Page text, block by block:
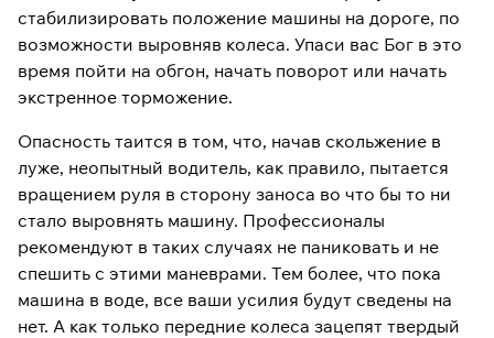
стабилизировать положение машины на дороге, по
возможности выровняв колеса. Упаси вас Бог в это
время пойти на обгон, начать поворот или начать
экстренное торможение.
Опасность таится в том, что, начав скольжение в
луже, неопытный водитель, как правило, пытается
вращением руля в сторону заноса во что бы то ни
стало выровнять машину. Профессионалы
рекомендуют в таких случаях не паниковать и не
спешить с этими маневрами. Тем более, что пока
машина в воде, все ваши усилия будут сведены на
нет. А как только передние колеса зацепят твердый